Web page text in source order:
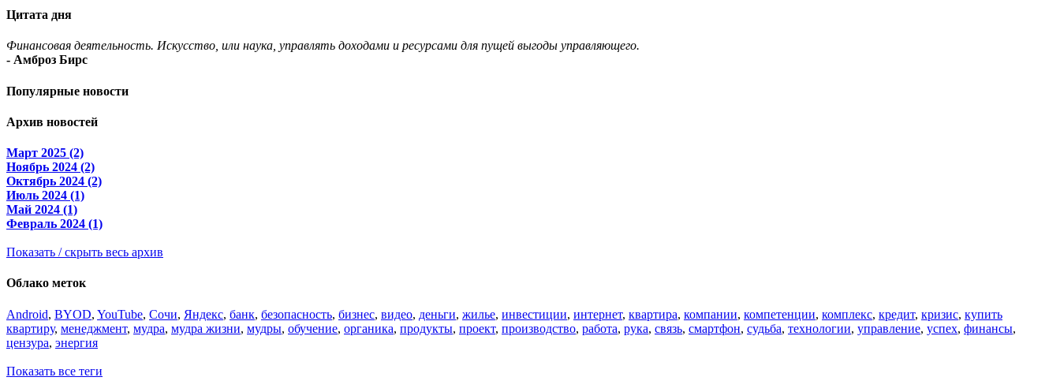
Цитата дня
Финансовая деятельность. Искусство, или наука, управлять доходами и ресурсами для пущей выгоды управляющего.
- Амброз Бирс
Популярные новости
Архив новостей
Март 2025 (2)
Ноябрь 2024 (2)
Октябрь 2024 (2)
Июль 2024 (1)
Май 2024 (1)
Февраль 2024 (1)
Показать / скрыть весь архив
Облако меток
Android, BYOD, YouTube, Сочи, Яндекс, банк, безопасность, бизнес, видео, деньги, жилье, инвестиции, интернет, квартира, компании, компетенции, комплекс, кредит, кризис, купить
квартиру, менеджмент, мудра, мудра жизни, мудры, обучение, органика, продукты, проект, производство, работа, рука, связь, смартфон, судьба, технологии, управление, успех, финансы,
цензура, энергия
Показать все теги